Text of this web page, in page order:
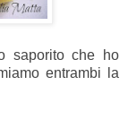
saporito che ho
entrambi la